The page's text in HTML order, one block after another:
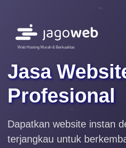
Web Hosting Murah & Berkualitas
Jasa
Profesional
Dapatkan website instan
terjangkau untuk